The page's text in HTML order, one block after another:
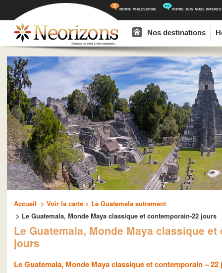
notre philosophie votre avis nous
Aller au contenu principal
Aller au contenu secondaire
Nos destinations
Accueil > Voir la carte > Le Guatemala autrement
> Le Guatemala, Monde Maya classique et contemporain-22 jours
Le Guatemala, Monde Maya classique
jours
Le Guatemala, Monde Maya classique et contemporain – 22